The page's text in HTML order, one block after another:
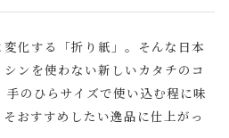
化する「折り紙」。そんな日本
ンを使わない新しいカタチのコ
手のひらサイズで使い込む程に味
おすすめしたい逸品に仕上がっ